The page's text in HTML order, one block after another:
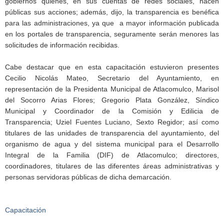
públicas sus acciones; además, dijo, la transparencia es benéfica
para las administraciones, ya que a mayor información publicada
en los portales de transparencia, seguramente serán menores las
solicitudes de información recibidas.
Cabe destacar que en esta capacitación estuvieron presentes
Cecilio Nicolás Mateo, Secretario del Ayuntamiento, en
representación de la Presidenta Municipal de Atlacomulco, Marisol
del Socorro Arias Flores; Gregorio Plata González, Síndico
Municipal y Coordinador de la Comisión y Edilicia de
Transparencia; Uziel Fuentes Luciano, Sexto Regidor; así como
titulares de las unidades de transparencia del ayuntamiento, del
organismo de agua y del sistema municipal para el Desarrollo
Integral de la Familia (DIF) de Atlacomulco; directores,
coordinadores, titulares de las diferentes áreas administrativas y
personas servidoras públicas de dicha demarcación.
Capacitación